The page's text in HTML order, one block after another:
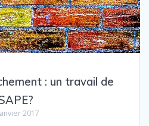
: un travail de
2017